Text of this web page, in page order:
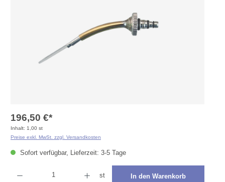
196,50 €*
Inhalt: 1,00 st
Preise exkl. MwSt. zzgl. Versandkosten
Sofort verfügbar, Lieferzeit: 3-5 Tage
st In den Warenkorb